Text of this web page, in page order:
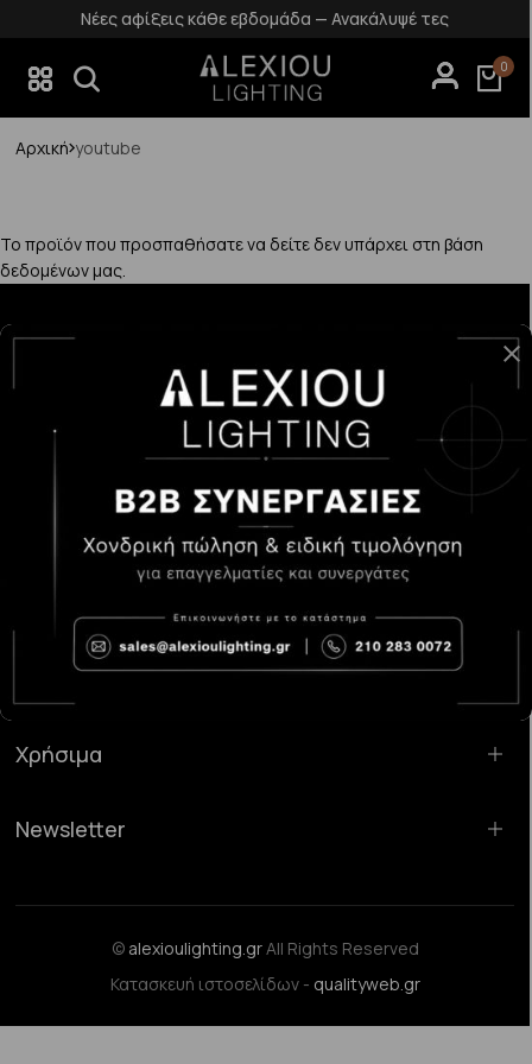
Νέες αφίξεις κάθε εβδομάδα — Ανακάλυψέ τες
0
Αρχική youtube
Το προϊόν που προσπαθήσατε να δείτε δεν υπάρχει στη βάση
δεδομένων μας.
Κατάστημα Χαλάνδρι:Σαρανταπόρου 55, 15232, Χαλάνδρι
sales@alexioulighting.gr
210 283 0072
6983123181
Χρήσιμα
Newsletter
© alexioulighting.grAll Rights Reserved
Κατασκευή ιστοσελίδων - qualityweb.gr